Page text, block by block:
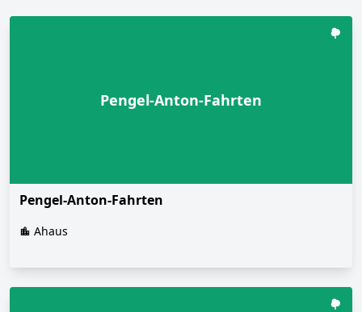
Pengel-Anton-Fahrten
Pengel-Anton-Fahrten
Ahaus